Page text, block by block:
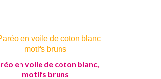
en voile de coton blanc,
motifs bruns